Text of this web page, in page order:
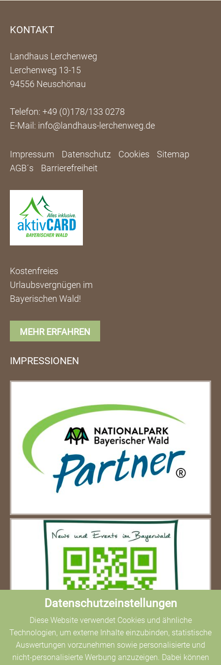
Datenschutzeinstellungen
Diese Website verwendet Cookies und ähnliche
Technologien, um externe Inhalte einzubinden, statistische
Auswertungen vorzunehmen sowie personalisierte und
nicht-personalisierte Werbung anzuzeigen. Dabei können
KONTAKT
Landhaus Lerchenweg
Lerchenweg 13-15
94556 Neuschönau
Telefon: +49 (0)178/133 0278
E-Mail: info@landhaus-lerchenweg.de
Impressum Datenschutz Cookies
Sitemap
AGB´s
Barrierefreiheit
Kostenfreies
Urlaubsvergnügen im
Bayerischen Wald!
MEHR ERFAHREN
IMPRESSIONEN